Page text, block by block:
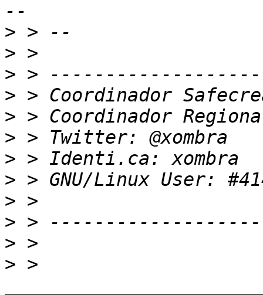
>
>
>
>
>
>
>
>
>
>
>
> >